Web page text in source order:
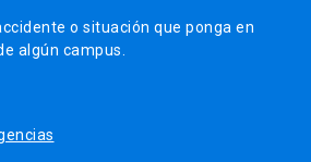
o situación que ponga en
algún campus.